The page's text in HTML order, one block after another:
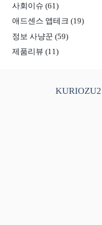
사회이슈 (61)
애드센스 앱테크 (19)
정보 사냥꾼 (59)
제품리뷰 (11)